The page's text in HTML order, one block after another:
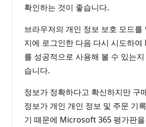
확인하는 것이 좋습니다.
브라우저의 개인 정보 보호 모드를
지에 로그인한 다음 다시 시도하
를 성공적으로 사용해 볼 수 있는
습니다.
정보가 정확하다고 확신하지만 구
정보가 개인 개인 정보 및 주문 기
기 때문에 Microsoft 365 평가판을